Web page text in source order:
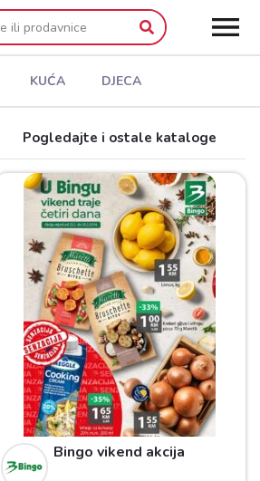
KUĆA DJECA
Pogledajte i ostale kataloge
Bingo vikend akcija